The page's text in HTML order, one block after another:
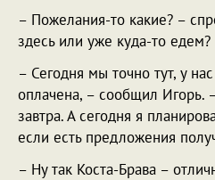
– Пожелания-то какие? –
здесь или уже куда-то едем?
– Сегодня мы точно тут, у
оплачена, – сообщил Игорь.
завтра. А сегодня я
если есть предложения
– Ну так Коста-Брава –